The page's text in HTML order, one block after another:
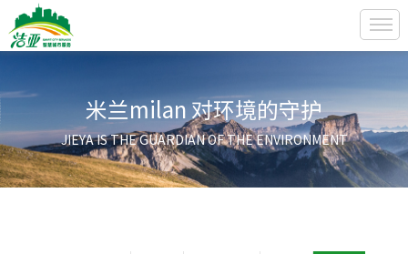
米兰milan 对环境的守护
JIEYA IS THE GUARDIAN OF THE ENVIRONMENT